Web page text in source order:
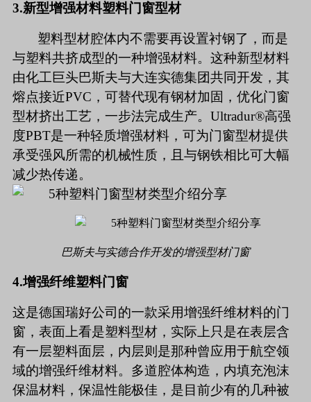
3.新型增强材料塑料门窗型材
塑料型材腔体内不需要再设置衬钢了，而是
与塑料共挤成型的一种增强材料。这种新型材料
由化工巨头巴斯夫与大连实德集团共同开发，其
熔点接近PVC ，可替代现有钢材加固，优化门窗
型材挤出工艺，一步法完成生产。 Ultradur®高强
度PBT是一种轻质增强材料，可为门窗型材提供
承受强风所需的机械性质，且与钢铁相比可大幅
减少热传递。
巴斯夫与实德合作开发的增强型材门窗
4.增强纤维塑料门窗
这是德国瑞好公司的一款采用增强纤维材料的门
窗，表面上看是塑料型材，实际上只是在表层含
有一层塑料面层，内层则是那种曾应用于航空领
域的增强纤维材料。多道腔体构造，内填充泡沫
保温材料，保温性能极佳，是目前少有的几种被